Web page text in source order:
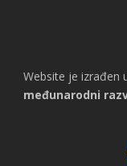
Website je izrađen
međunarodni